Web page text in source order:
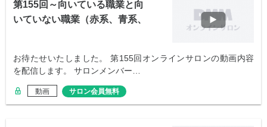
第155回～向いている職業と向
いていない職業（赤系、青系、
お待たせいたしました。 第155回オンラインサロンの動画内容
を配信します。 サロンメンバー…
動画 サロン会員無料